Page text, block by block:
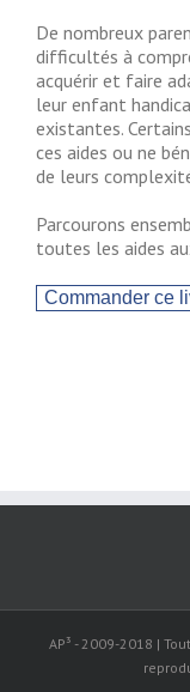
De nombreux
difficultés à
acquérir et faire
leur enfant
existantes.
ces aides ou ne
de leurs
Parcourons
toutes les aides
AP³ - 2009-2018 |